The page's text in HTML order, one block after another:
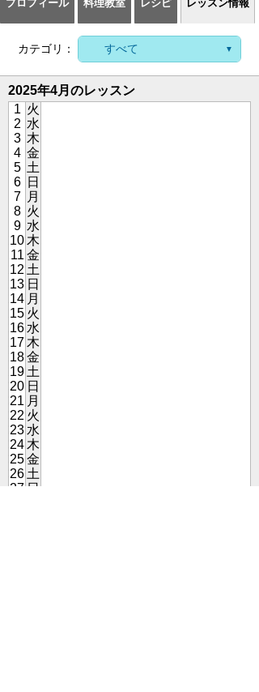
プロフィール 料理教室 レシピ レッスン情報
カテゴリ：
2025年4月のレッスン
1 火
2 水
3 木
4 金
5 土
6
日
7
月
8 火
9 水
10 木
11 金
12 土
13 日
14 月
15 火
16 水
17 木
18金
19 土
20 日
21 月
22 火
23 水
24 木
25金
26 土
27 日